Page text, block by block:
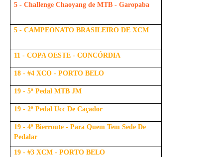
5 - Challenge Chaoyang de MTB - Garopaba
5 - CAMPEONATO BRASILEIRO DE XCM
11 - COPA OESTE - CONCÓRDIA
18 - #4 XCO - PORTO BELO
19 - 5º Pedal MTB JM
19 - 2º Pedal Ucc De Caçador
19 - 4º Bierroute - Para Quem Tem Sede De
Pedalar
19 - #3 XCM - PORTO BELO